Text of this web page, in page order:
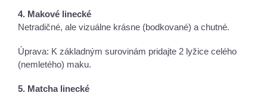
4. Makové linecké
Netradičné, ale vizuálne krásne (bodkované) a chutné.
Úprava: K základným surovinám pridajte 2 lyžice celého
(nemletého) maku.
5. Matcha linecké